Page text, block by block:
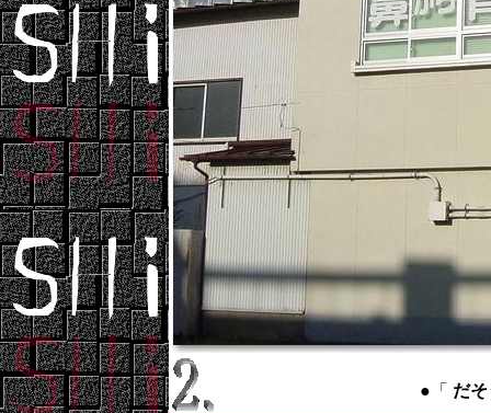
●「 だそ